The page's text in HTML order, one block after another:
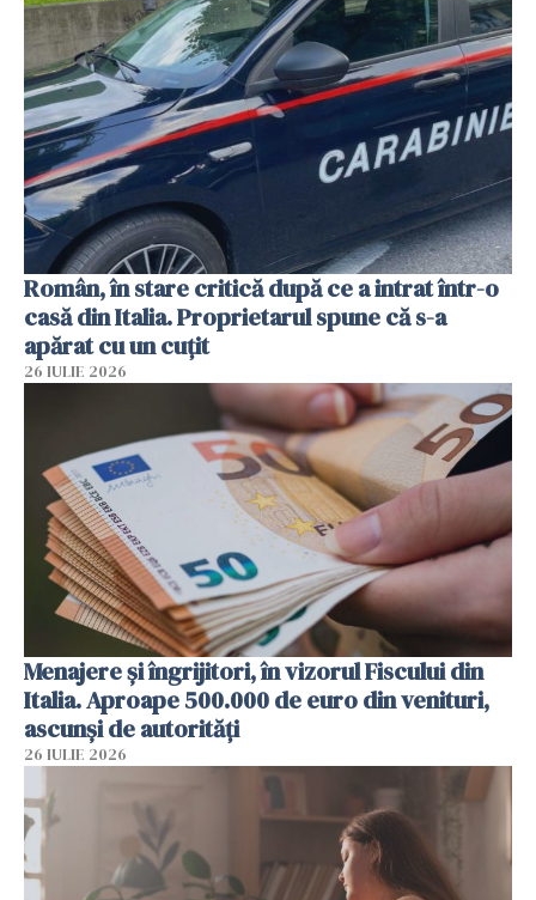
Român, în stare critică după ce a intrat într-o
casă din Italia. Proprietarul spune că s-a
apărat cu un cuțit
26 IULIE 2026
Menajere și îngrijitori, în vizorul Fiscului din
Italia. Aproape 500.000 de euro din venituri,
ascunși de autorități
26 IULIE 2026